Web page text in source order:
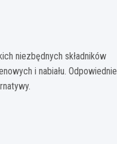
niezbędnych składników
i nabiału. Odpowiednie